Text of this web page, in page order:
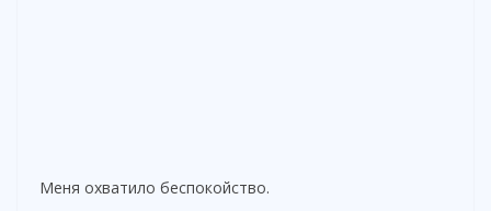
Меня охватило беспокойство.